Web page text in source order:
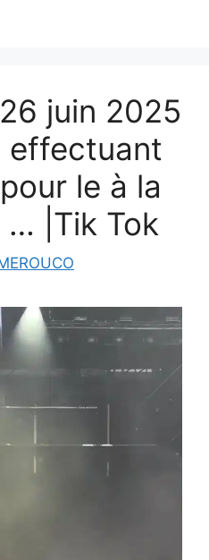
juin 2025
effectuant
le à la
… |Tik Tok